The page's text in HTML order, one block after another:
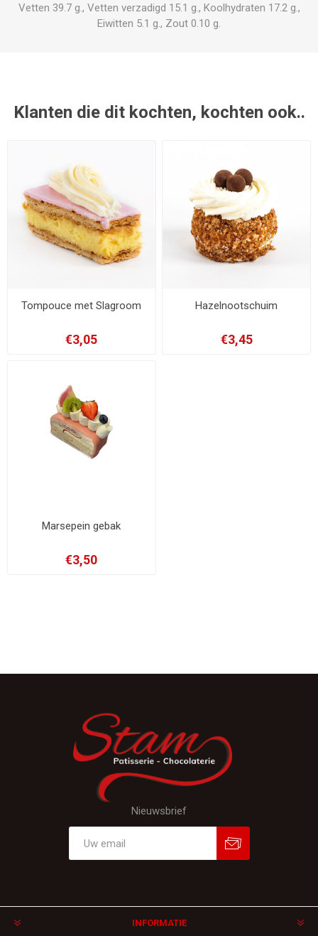
Vetten 39.7 g., Vetten verzadigd 15.1 g., Koolhydraten 17.2 g.,
Eiwitten 5.1 g., Zout 0.10 g.
Klanten die dit kochten, kochten ook..
Tompouce met Slagroom
€3,05
Hazelnootschuim
€3,45
Marsepein gebak
€3,50
Nieuwsbrief
INFORMATIE